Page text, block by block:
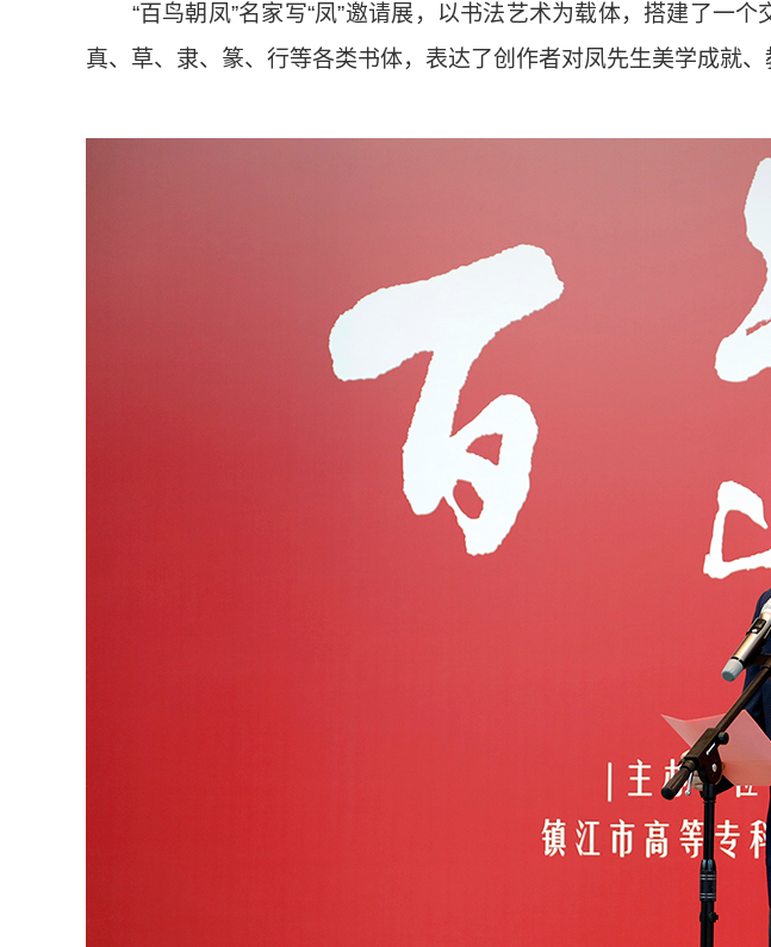
“百鸟朝凤”名家写“凤”邀请展，以书法艺术为载体，搭建了一
真、草、隶、篆、行等各类书体，表达了创作者对凤先生美学成就、